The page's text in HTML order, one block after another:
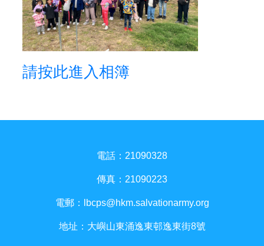
請按此進入相簿
電話：21090328
傳真：21090223
電郵： lbcps@hkm.salvationarmy.org
地址：大嶼山東涌逸東邨逸東街8號